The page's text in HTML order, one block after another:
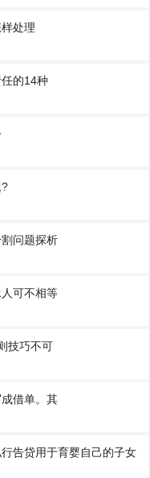
处理
的14种
问题探析
可不相等
技巧不可
借单。其
告贷用于育婴自己的子女